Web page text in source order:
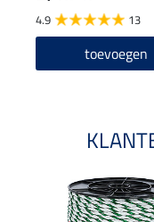
4.9 13
toevoegen